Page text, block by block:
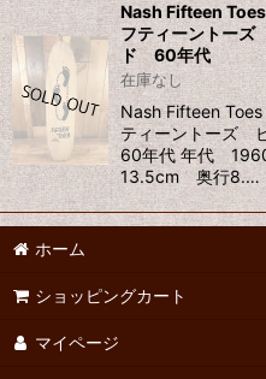
Nash Fifteen
フティーントー
ド 60年代
在庫なし
Nash Fifteen
ティーントーズ
60年代 年代
13.5cm 奥行8.…
ホーム
ショッピングカート
マイページ